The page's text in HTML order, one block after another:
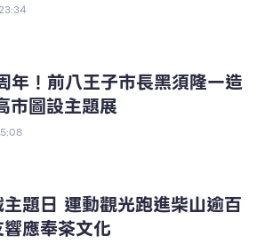
年！前八王子市長黑須隆一造
市圖設主題展
題日 運動觀光跑進柴山逾百
應奉茶文化